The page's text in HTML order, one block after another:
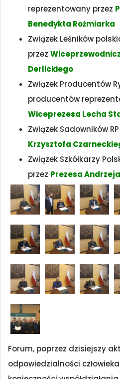
reprezentowany przez
Benedykta Rożmiarka
Związek Leśników
przez
Derlickiego
Związek Producentów
producentów
Wiceprezesa Lecha
Związek Sadowników
Krzysztofa
Związek Szkółkarzy
przez Prezesa
Forum, poprzez dzisiejszy
odpowiedzialności